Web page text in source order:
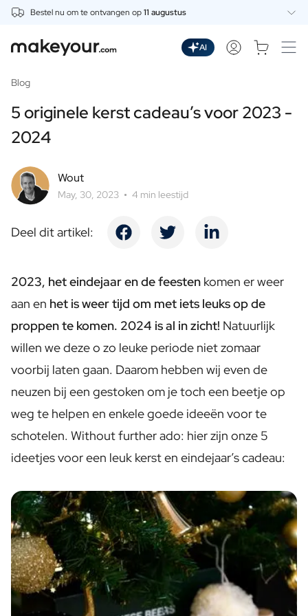
Bestel nu om te ontvangen op11 augustus
Dranken
Gepersonaliseerde Gin
Gepersonaliseerde Wodka
Gepersonaliseerde Rum
Gepersonaliseerde Limoncello
Gepersonaliseerde Spritz
Gepersonaliseerde Vermouth
Gepersonaliseerde Tequila
Gepersonaliseerd Bier
Gepersonaliseerde Rode Wijn
Gepersonaliseerde Witte Wijn
Gepersonaliseerde Rosé Wijn
Gepersonaliseerde Cava
Gepersonaliseerde Champagne
Wijnpakket 2 x Wijn
Wijnpakket 3 x Wijn
Alcoholvrije Dranken
Gepersonaliseerd Gember Concentraat
Gepersonaliseerde Alcoholische Alternatief Gin
Gepersonaliseerde Alcoholische Alternatief Rum
Lifestyle
Gepersonaliseerde Waterfles - Drinkfles
Gepersonaliseerde Heupfles
Gepersonaliseerde Sleutelhanger
Gepersonaliseerde Bag Charm
Kaarsen
Gepersonaliseerde Kaars
Gepersonaliseerde Geurstokjes
Bloemen
AI
Blog
5 originele kerst cadeau’s voor 2023 -
2024
Wout
May, 30, 2023 4 min leestijd
Deel dit artikel:
2023, het eindejaar en de feesten komen er weer
aan en het is weer tijd om met iets leuks op de
proppen te komen. 2024 is al in zicht! Natuurlijk
willen we deze o zo leuke periode niet zomaar
voorbij laten gaan. Daarom hebben wij even de
neuzen bij een gestoken om je toch een beetje op
weg te helpen en enkele goede ideeën voor te
schotelen. Without further ado: hier zijn onze 5
ideetjes voor een leuk kerst en eindejaar’s cadeau: